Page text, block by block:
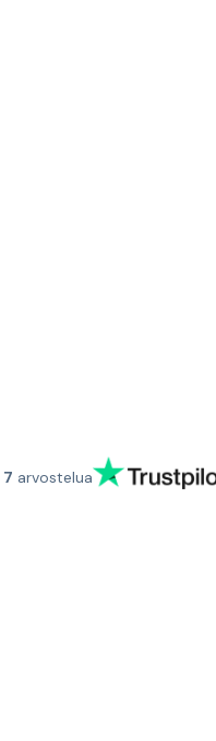
saadaksesi lisätietoja
7 arvostelua